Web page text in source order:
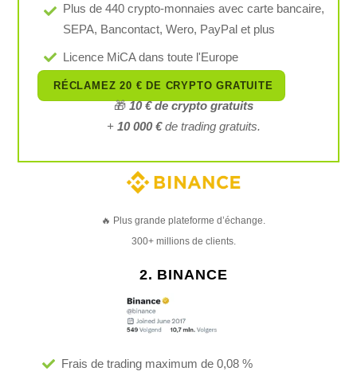
Plus de 440 crypto-monnaies avec carte bancaire,
SEPA, Bancontact, Wero, PayPal et plus
Licence MiCA dans toute l'Europe
RÉCLAMEZ 20 € DE CRYPTO GRATUITE
🎁10 € de crypto gratuits
+ 10 000 €de trading gratuits.
🔥 Plus grande plateforme d’échange.
300+ millions de clients.
2. BINANCE
Frais de trading maximum de 0,08 %